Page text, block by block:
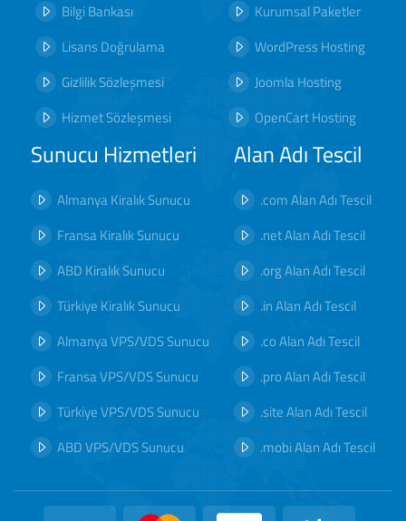
Bilgi Bankası
Lisans Doğrulama
Gizlilik Sözleşmesi
Hizmet Sözleşmesi
Kurumsal Paketler
WordPress Hosting
Joomla Hosting
OpenCart Hosting
Sunucu Hizmetleri
Almanya Kiralık Sunucu
Fransa Kiralık Sunucu
ABD Kiralık Sunucu
Türkiye Kiralık Sunucu
Almanya VPS/VDS Sunucu
Fransa VPS/VDS Sunucu
Türkiye VPS/VDS Sunucu
ABD VPS/VDS Sunucu
Alan Adı Tescil
.com Alan Adı Tescil
.net Alan Adı Tescil
.org Alan Adı Tescil
.in Alan Adı Tescil
.co Alan Adı Tescil
.pro Alan Adı Tescil
.site Alan Adı Tescil
.mobi Alan Adı Tescil